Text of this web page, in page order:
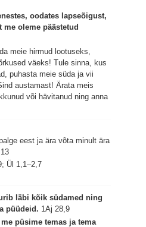
oodates lapseõigust,
oleme päästetud
meie hirmud lootuseks,
väeks! Tule sinna, kus
puhasta meie süda ja vii
austamast! Ärata meis
või hävitanud ning anna
eest ja ära võta minult ära
Ül 1,1–2,7
läbi kõik südamed ning
püüdeid. 1Aj 28,9
püsime temas ja tema